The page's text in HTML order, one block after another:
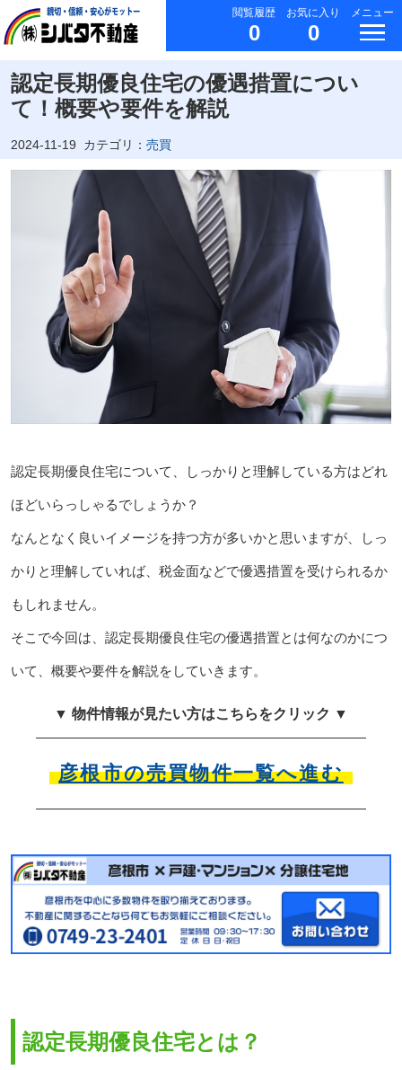
閲覧履歴
0
お気に入り
0
メニュー
認定長期優良住宅の優遇措置につい
て！概要や要件を解説
2024-11-19 カテゴリ： 売買
認定長期優良住宅について、しっかりと理解している方はどれ
ほどいらっしゃるでしょうか？
なんとなく良いイメージを持つ方が多いかと思いますが、しっ
かりと理解していれば、税金面などで優遇措置を受けられるか
もしれません。
そこで今回は、認定長期優良住宅の優遇措置とは何なのかにつ
いて、概要や要件を解説をしていきます。
▼ 物件情報が見たい方はこちらをクリック ▼
彦根市の売買物件一覧へ進む
認定長期優良住宅とは？